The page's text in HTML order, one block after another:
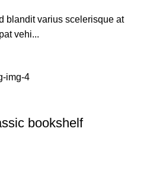
blandit varius scelerisque at
vehi...
bookshelf